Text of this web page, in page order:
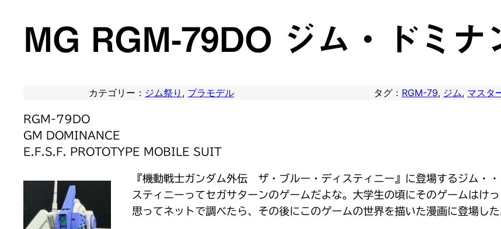
MG RGM-79DO ジム・ドミナ
カテゴリー： ジム祭り , プラモデル タグ： RGM-79, ジム, マスタ
RGM-79DO
GM DOMINANCE
E.F.S.F. PROTOTYPE MOBILE SUIT
『機動戦士ガンダム外伝 ザ・ブルー・ディスティニー』に登場するジム・
スティニーってセガサターンのゲームだよな。大学生の頃にそのゲームはけ
思ってネットで調べたら、その後にこのゲームの世界を描いた漫画に登場し